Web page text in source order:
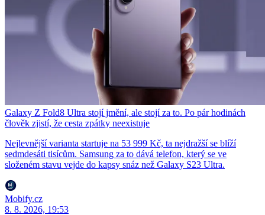
Galaxy Z Fold8 Ultra stojí jmění, ale stojí za to. Po pár hodinách
člověk zjistí, že cesta zpátky neexistuje
Nejlevnější varianta startuje na 53 999 Kč, ta nejdražší se blíží
sedmdesáti tisícům. Samsung za to dává telefon, který se ve
složeném stavu vejde do kapsy snáz než Galaxy S23 Ultra.
Mobify.cz
8. 8. 2026, 19:53